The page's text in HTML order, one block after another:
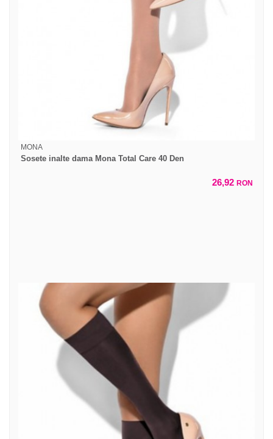
MONA
Sosete inalte dama Mona Total Care 40 Den
26,92 RON